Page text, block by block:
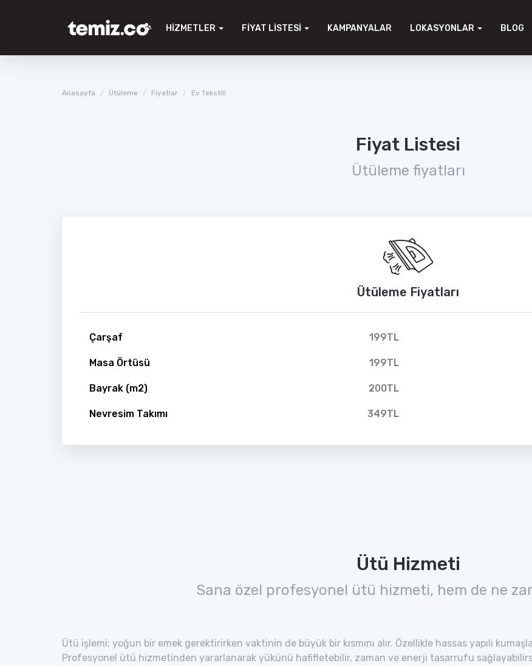
HIZMETLER FIYAT LISTESI KAMPANYALAR LOKASYONLAR BLOG
Anasayfa Ütüleme Fiyatlar Ev Tekstili
Fiyat Listesi
Ütüleme fiyatları
Ütüleme Fiyatları
Çarşaf 199TL
Masa Örtüsü 199TL
Bayrak (m2) 200TL
Nevresim Takımı 349TL
Ütü Hizmeti
Sana özel profesyonel ütü hizmeti, hem de ne
Ütü işlemi; yoğun bir emek gerektirirken vaktinin de büyük bir kısmını alır. Özellikle hassas yapılı
Profesyonel ütü hizmetinden yararlanarak yükünü hafifletebilir, zaman ve enerji tasarrufu